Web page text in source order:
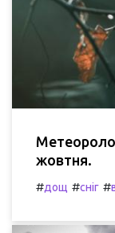
жовтня.
#дощ #сніг #